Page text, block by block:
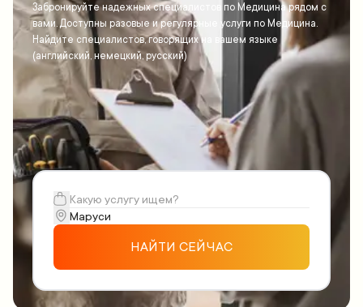
Забронируйте надежных специалистов по Медицина рядом с
вами. Доступны разовые и регулярные услуги по Медицина.
Найдите специалистов, говорящих на вашем языке
(английский, немецкий, русский)
НАЙТИ СЕЙЧАС